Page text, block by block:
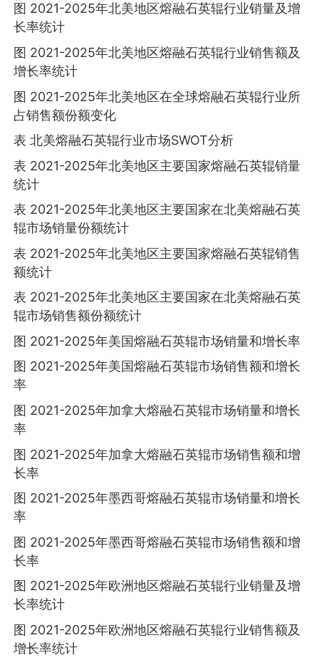
图 2021-2025年北美地区熔融石英辊行业销量及增
长率统计
图 2021-2025年北美地区熔融石英辊行业销售额及
增长率统计
图 2021-2025年北美地区在全球熔融石英辊行业所
占销售额份额变化
表 北美熔融石英辊行业市场SWOT分析
表 2021-2025年北美地区主要国家熔融石英辊销量
统计
表 2021-2025年北美地区主要国家在北美熔融石英
辊市场销量份额统计
表 2021-2025年北美地区主要国家熔融石英辊销售
额统计
表 2021-2025年北美地区主要国家在北美熔融石英
辊市场销售额份额统计
图 2021-2025年美国熔融石英辊市场销量和增长率
图 2021-2025年美国熔融石英辊市场销售额和增长
率
图 2021-2025年加拿大熔融石英辊市场销量和增长
率
图 2021-2025年加拿大熔融石英辊市场销售额和增
长率
图 2021-2025年墨西哥熔融石英辊市场销量和增长
率
图 2021-2025年墨西哥熔融石英辊市场销售额和增
长率
图 2021-2025年欧洲地区熔融石英辊行业销量及增
长率统计
图 2021-2025年欧洲地区熔融石英辊行业销售额及
增长率统计